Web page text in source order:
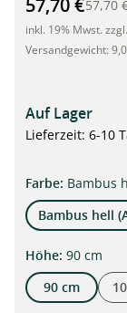
57,70 €57,70
inkl. 19% Mwst.
Versandgewicht:
Auf Lager
Lieferzeit: 6-10
Farbeauswählen
: Bambus
Bambus hell
Höheauswählen
: 90 cm
90 cm